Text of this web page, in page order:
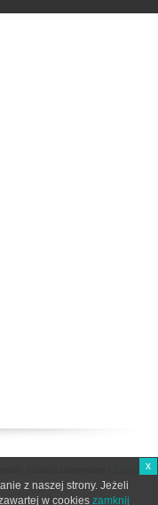
x
z naszej strony. Jeżeli
w cookies zamknij